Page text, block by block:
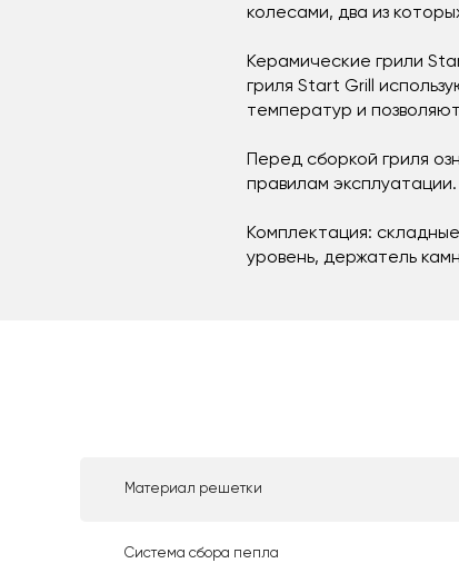
колесами, два из
Керамические грили
гриля Start Grill
температур и
Перед сборкой гриля
правилам эксплуатации.
Комплектация:
уровень, держатель
Материал решетки
Система сбора пепла